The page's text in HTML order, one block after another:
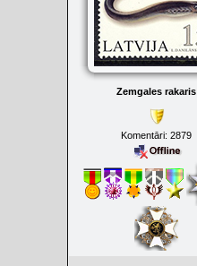
Zemgales rakaris
Komentāri: 2879